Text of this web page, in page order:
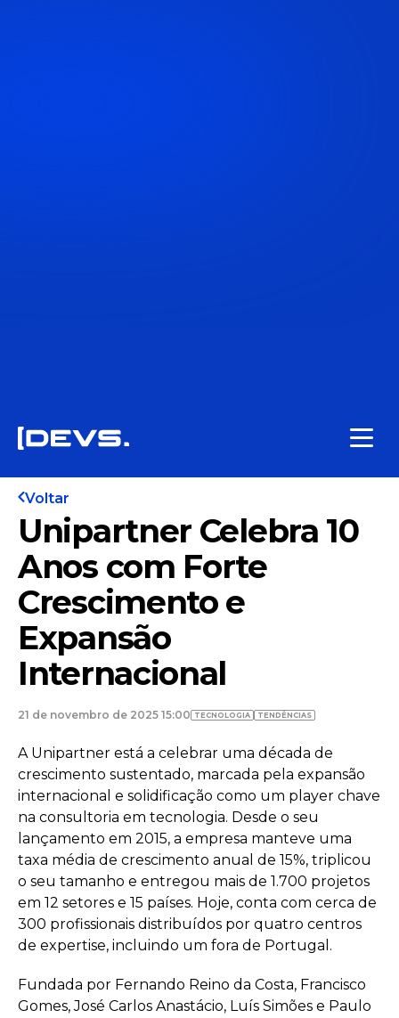
Voltar
Unipartner Celebra 10
Anos com Forte
Crescimento e
Expansão
Internacional
21 de novembro de 2025 15:00 TECNOLOGIA TENDÊNCIAS
A Unipartner está a celebrar uma década de
crescimento sustentado, marcada pela expansão
internacional e solidificação como um player chave
na consultoria em tecnologia. Desde o seu
lançamento em 2015, a empresa manteve uma
taxa média de crescimento anual de 15%, triplicou
o seu tamanho e entregou mais de 1.700 projetos
em 12 setores e 15 países. Hoje, conta com cerca de
300 profissionais distribuídos por quatro centros
de expertise, incluindo um fora de Portugal.
Fundada por Fernando Reino da Costa, Francisco
Gomes, José Carlos Anastácio, Luís Simões e Paulo